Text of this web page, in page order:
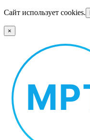
Сайт использует cookies.
×